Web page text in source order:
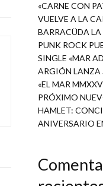
«CARNE CON
VUELVE A LA
BARRACÜDA
PUNK ROCK
SINGLE «MAR
ARGIÓN LANZA
«EL MAR
PRÓXIMO
HAMLET:
ANIVERSARIO